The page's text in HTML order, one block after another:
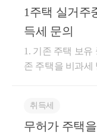
1주택 실거주
득세 문의
1. 기존 주택 보유
존 주택을 비과세
득일로부터 3년
시면 됩니다. 1) 분양권 (입주권) 취득일로부터 3년 이
취득세
무허가 주택